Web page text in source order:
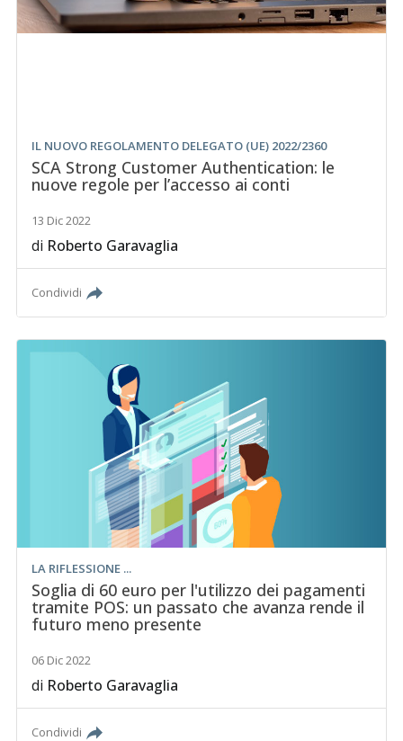
IL NUOVO REGOLAMENTO DELEGATO (UE) 2022/2360
SCA Strong Customer Authentication: le
nuove regole per l’accesso ai conti
13 Dic 2022
di Roberto Garavaglia
Condividi
LA RIFLESSIONE ...
Soglia di 60 euro per l'utilizzo dei pagamenti
tramite POS: un passato che avanza rende il
futuro meno presente
06 Dic 2022
di Roberto Garavaglia
Condividi